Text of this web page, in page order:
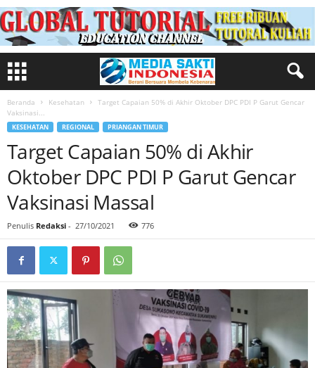
Beranda Kesehatan
Target Capaian 50% di Akhir Oktober DPC PDI P Garut Gencar
Vaksinasi...
KESEHATAN REGIONAL PRIANGAN TIMUR
Target Capaian 50% di Akhir
Oktober DPC PDI P Garut Gencar
Vaksinasi Massal
Penulis Redaksi - 27/10/2021 776